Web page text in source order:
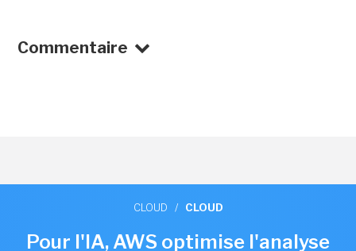
Commentaire
CLOUD / CLOUD
Pour l'IA, AWS optimise l'analyse